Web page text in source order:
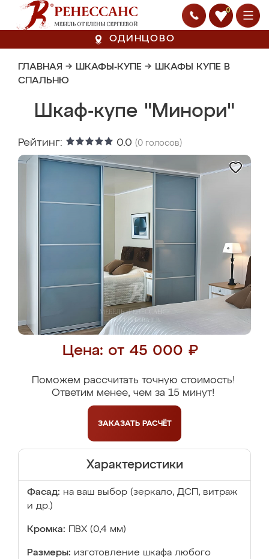
0
ОДИНЦОВО
ГЛАВНАЯ → ШКАФЫ-КУПЕ → ШКАФЫ КУПЕ В
СПАЛЬНЮ
Шкаф-купе "Минори"
Рейтинг: 0.0 (0 голосов)
Цена: от 45 000 ₽
Поможем рассчитать точную стоимость!
Ответим менее, чем за 15 минут!
ЗАКАЗАТЬ РАСЧЁТ
Характеристики
Фасад: на ваш выбор (зеркало, ДСП, витраж
и др.)
Кромка: ПВХ (0,4 мм)
Размеры: изготовление шкафа любого